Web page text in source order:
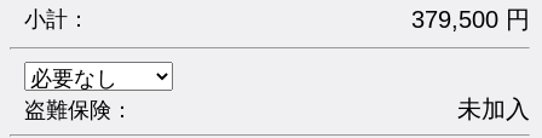
小計： 379,500 円
盗難保険： 未加入